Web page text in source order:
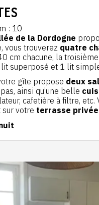
: 10
de la Dordogne
vous trouverez quatre
cm chacune, la
superposé et 1 lit
gîte propose deux
ainsi qu’une belle
cafetière à filtre,
sur votre terrasse privée